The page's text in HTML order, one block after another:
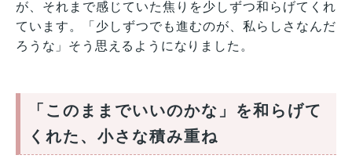
が、それまで感じていた焦りを少しずつ和らげてくれ
ています。「少しずつでも進むのが、私らしさなんだ
ろうな」そう思えるようになりました。
「このままでいいのかな」を和らげて
くれた、小さな積み重ね